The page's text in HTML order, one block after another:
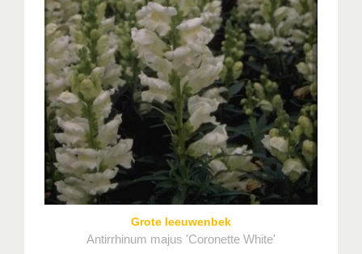
Grote leeuwenbek
Antirrhinum majus 'Coronette White'